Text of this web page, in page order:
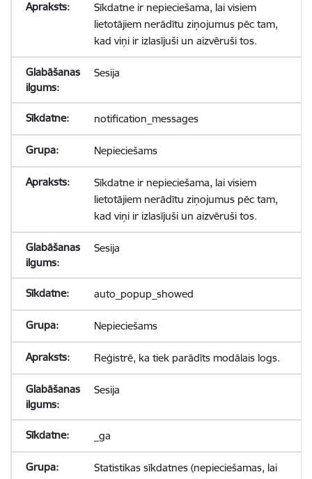
Sīkdatne ir nepieciešama, lai visiem
lietotājiem nerādītu ziņojumus pēc tam,
kad viņi ir izlasījuši un aizvēruši tos.
Sesija
notification_messages
Nepieciešams
Sīkdatne ir nepieciešama, lai visiem
lietotājiem nerādītu ziņojumus pēc tam,
kad viņi ir izlasījuši un aizvēruši tos.
Sesija
auto_popup_showed
Nepieciešams
Reģistrē, ka tiek parādīts modālais logs.
Sesija
_ga
Statistikas sīkdatnes (nepieciešamas, lai